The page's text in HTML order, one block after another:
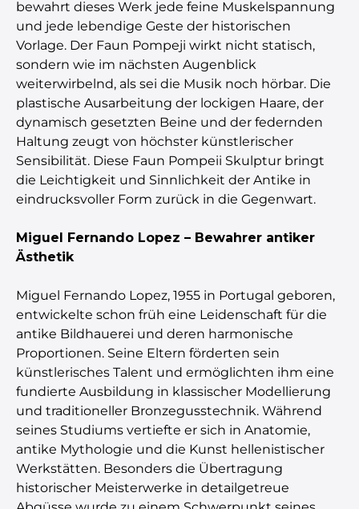
bewahrt dieses Werk jede feine Muskelspannung
und jede lebendige Geste der historischen
Vorlage. Der Faun Pompeji wirkt nicht statisch,
sondern wie im nächsten Augenblick
weiterwirbelnd, als sei die Musik noch hörbar. Die
plastische Ausarbeitung der lockigen Haare, der
dynamisch gesetzten Beine und der federnden
Haltung zeugt von höchster künstlerischer
Sensibilität. Diese Faun Pompeii Skulptur bringt
die Leichtigkeit und Sinnlichkeit der Antike in
eindrucksvoller Form zurück in die Gegenwart.
Miguel Fernando Lopez – Bewahrer antiker
Ästhetik
Miguel Fernando Lopez, 1955 in Portugal geboren,
entwickelte schon früh eine Leidenschaft für die
antike Bildhauerei und deren harmonische
Proportionen. Seine Eltern förderten sein
künstlerisches Talent und ermöglichten ihm eine
fundierte Ausbildung in klassischer Modellierung
und traditioneller Bronzegusstechnik. Während
seines Studiums vertiefte er sich in Anatomie,
antike Mythologie und die Kunst hellenistischer
Werkstätten. Besonders die Übertragung
historischer Meisterwerke in detailgetreue